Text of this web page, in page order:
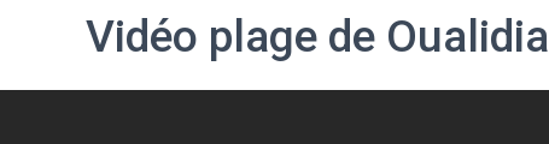
Vidéo plage de Oualidia